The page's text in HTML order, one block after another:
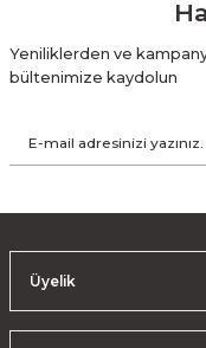
Yeniliklerden ve
bültenimize kaydolun
Üyelik